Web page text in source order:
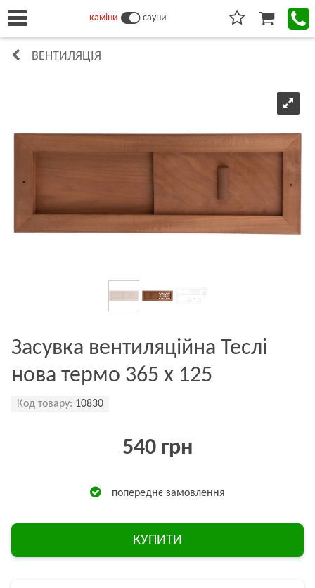
каміни сауни
ВЕНТИЛЯЦІЯ
Засувка вентиляційна Теслі
нова термо 365 x 125
Код товару: 10830
540 грн
попереднє замовлення
КУПИТИ